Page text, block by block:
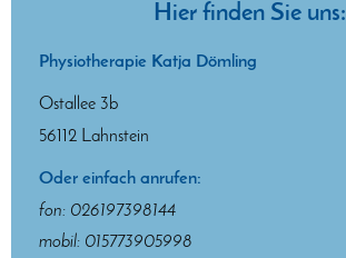
Hier finden Sie uns:
Physiotherapie Katja Dömling
Ostallee 3b
56112 Lahnstein
Oder einfach anrufen:
fon: 026197398144
mobil: 015773905998